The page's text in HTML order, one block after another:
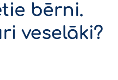
bērni.
veselāki?